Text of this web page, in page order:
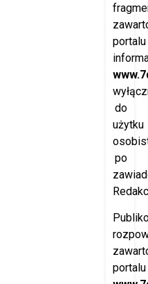
portalu
do
użytku
po
portalu